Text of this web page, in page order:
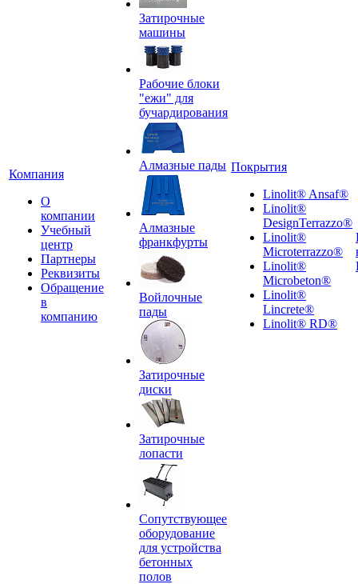
Компания
О
компании
Учебный
центр
Партнеры
Реквизиты
Обращение
в
компанию
Затирочные
машины
Рабочие блоки
"ежи" для
бучардирования
Алмазные пады
Алмазные
франкфурты
Войлочные
пады
Затирочные
диски
Затирочные
лопасти
Сопутствующее
оборудование
для устройства
бетонных
полов
Покрытия
Linolit® Ansaf®
Linolit®
DesignTerrazzo®
Linolit®
Microterrazzo®
Linolit®
Microbeton®
Linolit®
Lincrete®
Linolit® RD®